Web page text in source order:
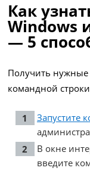
Как
Windows
— 5
Получить
командной
Запустите
В окне
введите